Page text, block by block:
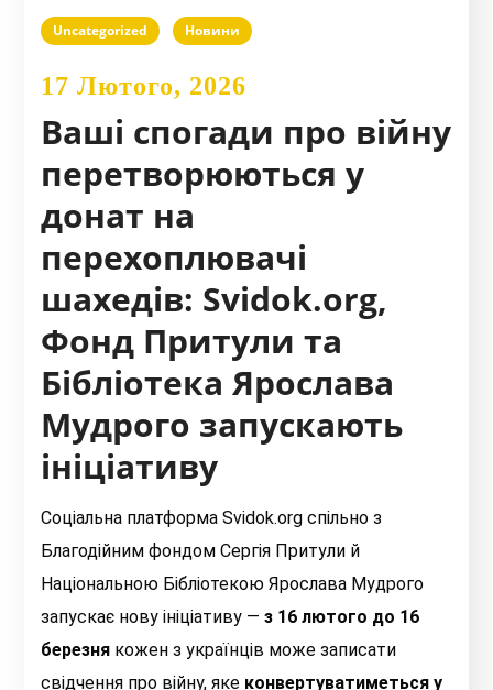
Uncategorized Новини
17 Лютого, 2026
Ваші спогади про війну
перетворюються у
донат на
перехоплювачі
шахедів: Svidok.org,
Фонд Притули та
Бібліотека Ярослава
Мудрого запускають
ініціативу
Соціальна платформа Svidok.org спільно з
Благодійним фондом Сергія Притули й
Національною Бібліотекою Ярослава Мудрого
запускає нову ініціативу —з 16 лютого до 16
березня кожен з українців може записати
свідчення про війну, яке конвертуватиметься у